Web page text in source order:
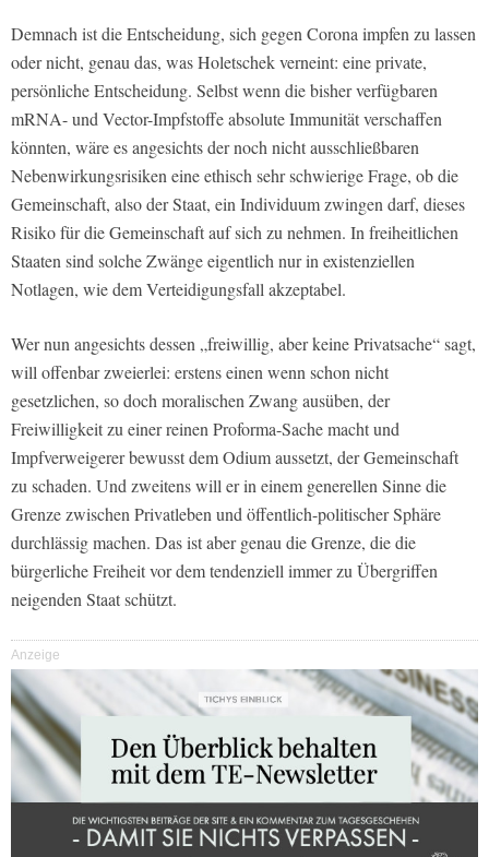
Demnach ist die Entscheidung, sich gegen Corona impfen zu lassen
oder nicht, genau das, was Holetschek verneint: eine private,
persönliche Entscheidung. Selbst wenn die bisher verfügbaren
mRNA- und Vector-Impfstoffe absolute Immunität verschaffen
könnten, wäre es angesichts der noch nicht ausschließbaren
Nebenwirkungsrisiken eine ethisch sehr schwierige Frage, ob die
Gemeinschaft, also der Staat, ein Individuum zwingen darf, dieses
Risiko für die Gemeinschaft auf sich zu nehmen. In freiheitlichen
Staaten sind solche Zwänge eigentlich nur in existenziellen
Notlagen, wie dem Verteidigungsfall akzeptabel.
Wer nun angesichts dessen „freiwillig, aber keine Privatsache“ sagt,
will offenbar zweierlei: erstens einen wenn schon nicht
gesetzlichen, so doch moralischen Zwang ausüben, der
Freiwilligkeit zu einer reinen Proforma-Sache macht und
Impfverweigerer bewusst dem Odium aussetzt, der Gemeinschaft
zu schaden. Und zweitens will er in einem generellen Sinne die
Grenze zwischen Privatleben und öffentlich-politischer Sphäre
durchlässig machen. Das ist aber genau die Grenze, die die
bürgerliche Freiheit vor dem tendenziell immer zu Übergriffen
neigenden Staat schützt.
Anzeige